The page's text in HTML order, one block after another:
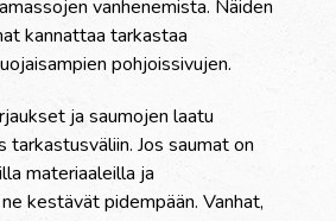
vanhenemista. Näiden
kannattaa tarkastaa
pohjoissivujen.
ja saumojen laatu
tarkastusväliin. Jos saumat on
materiaaleilla ja
kestävät pidempään. Vanhat,